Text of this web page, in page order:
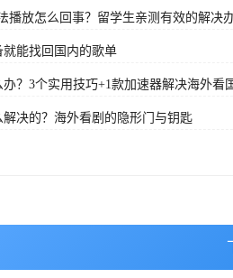
播放怎么回事？留学生亲测有效的解决
能找回国内的歌单
？3个实用技巧+1款加速器解决海外看
决的？海外看剧的隐形门与钥匙